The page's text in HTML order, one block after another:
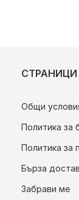
СТРАНИЦИ
Общи
Политика за
Политика за
Бърза
Забрави ме